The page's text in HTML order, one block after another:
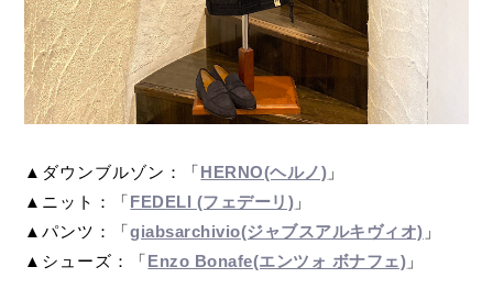
▲ダウンブルゾン：「HERNO(ヘルノ) 」
▲ニット：「FEDELI (フェデーリ) 」
▲パンツ：「giabsarchivio(ジャブスアルキヴィオ) 」
▲シューズ：「Enzo Bonafe(エンツォ ボナフェ) 」